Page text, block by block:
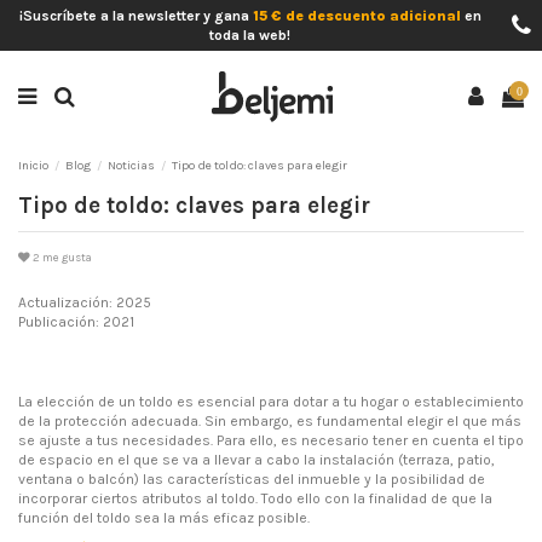
¡Suscríbete a la newsletter y gana 15 € de descuento adicional en
toda la web!
0
Inicio Blog Noticias Tipo de toldo: claves para elegir
Tipo de toldo: claves para elegir
2 me gusta
Actualización: 2025
Publicación: 2021
La elección de un toldo es esencial para dotar a tu hogar o establecimiento
de la protección adecuada. Sin embargo, es fundamental elegir el que más
se ajuste a tus necesidades. Para ello, es necesario tener en cuenta el tipo
de espacio en el que se va a llevar a cabo la instalación (terraza, patio,
ventana o balcón) las características del inmueble y la posibilidad de
incorporar ciertos atributos al toldo. Todo ello con la finalidad de que la
función del toldo sea la más eficaz posible.